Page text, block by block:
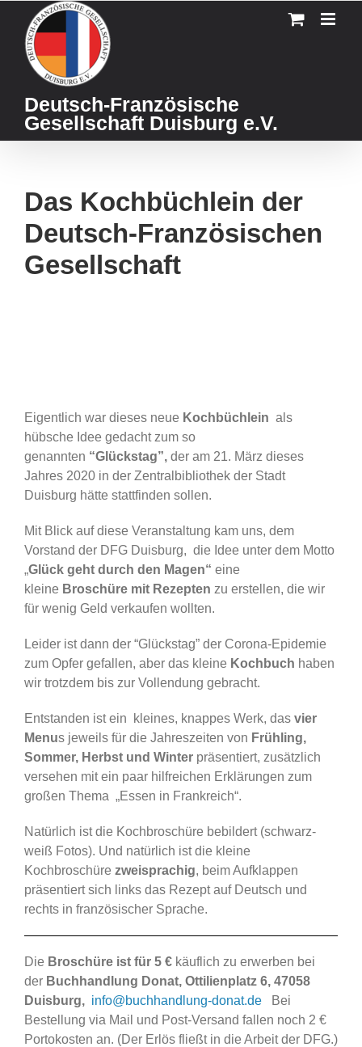
content
Deutsch-Französische
Gesellschaft Duisburg e.V.
Das Kochbüchlein der
Deutsch-Französischen
Gesellschaft
Eigentlich war dieses neue Kochbüchlein als
hübsche Idee gedacht zum so
genannten “Glückstag”,der am 21. März dieses
Jahres 2020 in der Zentralbibliothek der Stadt
Duisburg hätte stattfinden sollen.
Mit Blick auf diese Veranstaltung kam uns, dem
Vorstand der DFG Duisburg, die Idee unter dem Motto
„Glück geht durch den Magen“ eine
kleine Broschüre mit Rezepten zu erstellen, die wir
für wenig Geld verkaufen wollten.
Leider ist dann der “Glückstag” der Corona-Epidemie
zum Opfer gefallen, aber das kleine Kochbuch haben
wir trotzdem bis zur Vollendung gebracht.
Entstanden ist ein kleines, knappes Werk, dasvier
Menus jeweils für die Jahreszeiten von Frühling,
Sommer, Herbst und Winterpräsentiert, zusätzlich
versehen mit ein paar hilfreichen Erklärungen zum
großen Thema „Essen in Frankreich“.
Natürlich ist die Kochbroschüre bebildert (schwarz-
weiß Fotos). Und natürlich ist die kleine
Kochbroschüre zweisprachig, beim Aufklappen
präsentiert sich links das Rezept auf Deutsch und
rechts in französischer Sprache.
Die Broschüre ist für 5 €käuflich zu erwerben bei
der Buchhandlung Donat, Ottilienplatz 6, 47058
Duisburg, info@buchhandlung-donat.deBei
Bestellung via Mail und Post-Versand fallen noch 2 €
Portokosten an. (Der Erlös fließt in die Arbeit der DFG.)